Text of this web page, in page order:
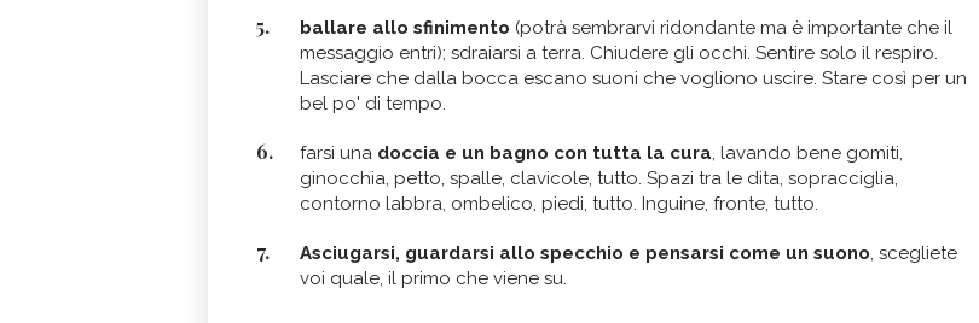
ballare allo sfinimento (potrà sembrarvi ridondante ma è importante che il
messaggio entri); sdraiarsi a terra. Chiudere gli occhi. Sentire solo il respiro.
Lasciare che dalla bocca escano suoni che vogliono uscire. Stare così per un
bel po' di tempo.
farsi una doccia e un bagno con tutta la cura, lavando bene gomiti,
ginocchia, petto, spalle, clavicole, tutto. Spazi tra le dita, sopracciglia,
contorno labbra, ombelico, piedi, tutto. Inguine, fronte, tutto.
Asciugarsi, guardarsi allo specchio e pensarsi come un suono, scegliete
voi quale, il primo che viene su.